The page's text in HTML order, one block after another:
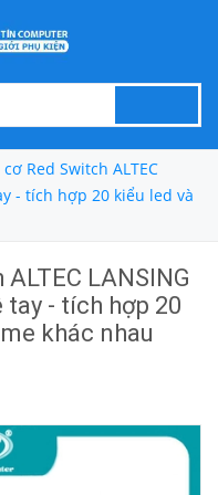
Red Switch ALTEC
- tích hợp 20 kiểu led và
LANSING
tay - tích hợp 20
khác nhau